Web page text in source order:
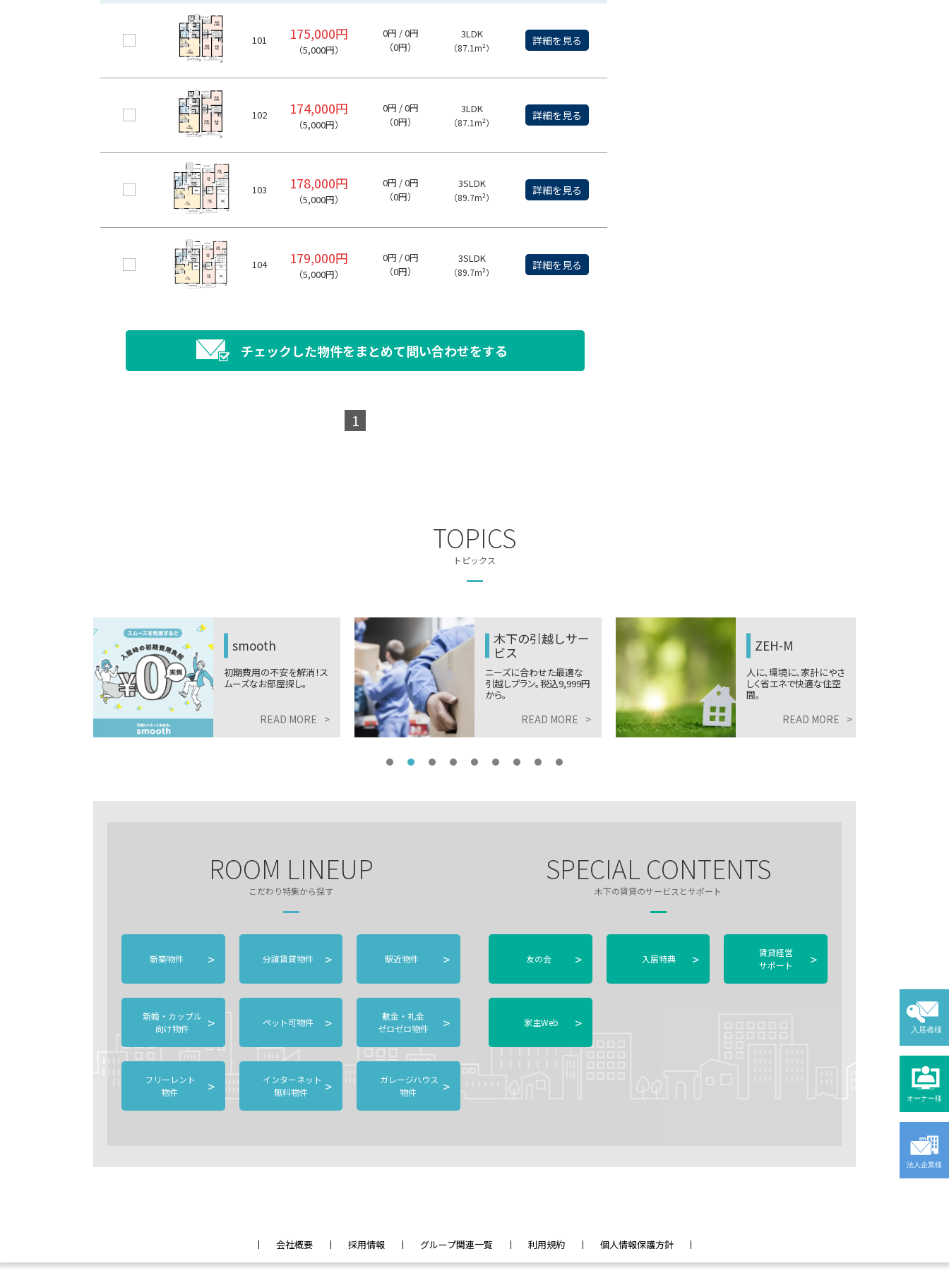
入居者様
オーナー様
法人企業様
101 175,000円
（5,000円）
0円 / 0円
（0円）
3LDK
（87.1m²）
詳細を見る
102 174,000円
（5,000円）
0円 / 0円
（0円）
3LDK
（87.1m²）
詳細を見る
103 178,000円
（5,000円）
0円 / 0円
（0円）
3SLDK
（89.7m²）
詳細を見る
104 179,000円
（5,000円）
0円 / 0円
（0円）
3SLDK
（89.7m²）
詳細を見る
チェックした物件をまとめて問い合わせをする
1
TOPICS
トピックス
木下の引越しサー
ビス
ニーズに合わせた最適な
引越しプラン。税込9,999円
READ MORE >
ZEH-M
人に、環境に、家計にやさ
しく省エネで快適な住空
間。
READ MORE >
ガレージハウス
自由自在のガレージ空間
で理想を叶えるコンセプト
型住宅。
READ MORE >
ROOM LINEUP
こだわり特集から探す
新築物件 > 分譲賃貸物件 > 駅近物件 >
新婚・カップル
向け物件
> ペット可物件 >
敷金・礼金
ゼロゼロ物件
>
フリーレント
物件
>
インターネット
無料物件
>
ガレージハウス
物件
>
SPECIAL CONTENTS
木下の賃貸のサービスとサポート
友の会 > 入居特典 >
賃貸経営
サポート
>
家主Web >
会社概要 採用情報 グループ関連一覧 利用規約 個人情報保護方針